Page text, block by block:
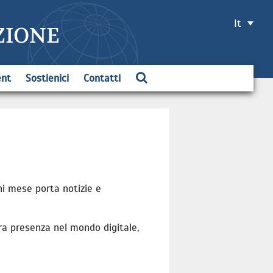
It
Sostienici Contatti
mese porta notizie e
presenza nel mondo digitale,